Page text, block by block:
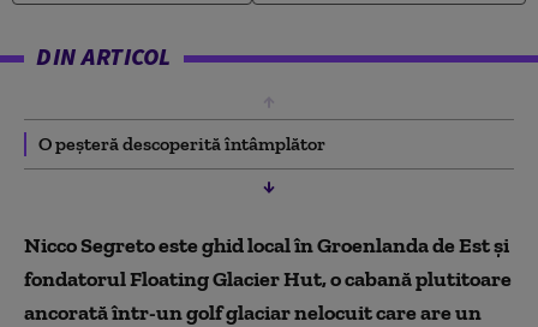
DIN ARTICOL
O peșteră descoperită întâmplător
Nicco Segreto este ghid local în Groenlanda de Est și
fondatorul Floating Glacier Hut, o cabană plutitoare
ancorată într-un golf glaciar nelocuit care are un